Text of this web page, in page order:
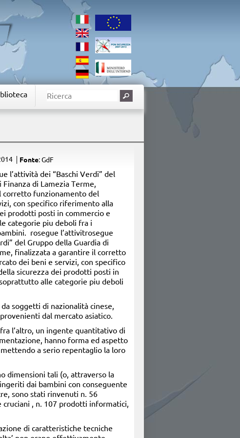
Fonte: GdF
l’attività dei “Baschi Verdi” del
Finanza di Lamezia Terme,
corretto funzionamento del
con specifico riferimento alla
prodotti posti in commercio e
categorie piu deboli fra i
rosegue l’attivitrosegue
del Gruppo della Guardia di
finalizzata a garantire il corretto
dei beni e servizi, con specifico
sicurezza dei prodotti posti in
alle categorie piu deboli
soggetti di nazionalità cinese,
dal mercato asiatico.
l’altro, un ingente quantitativo di
hanno forma ed aspetto
a serio repentaglio la loro
dimensioni tali (o, attraverso la
dai bambini con conseguente
sono stati rinvenuti n. 56
, n. 107 prodotti informatici,
di caratteristiche tecniche